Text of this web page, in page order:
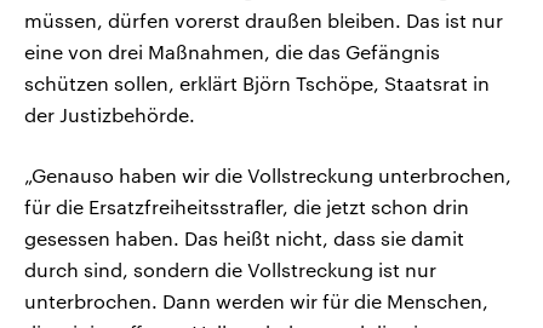
müssen, dürfen vorerst draußen bleiben. Das ist nur
eine von drei Maßnahmen, die das Gefängnis
schützen sollen, erklärt Björn Tschöpe, Staatsrat in
der Justizbehörde.
„Genauso haben wir die Vollstreckung unterbrochen,
für die Ersatzfreiheitsstrafler, die jetzt schon drin
gesessen haben. Das heißt nicht, dass sie damit
durch sind, sondern die Vollstreckung ist nur
unterbrochen. Dann werden wir für die Menschen,